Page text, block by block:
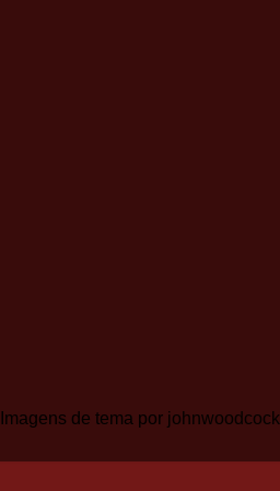
Imagens de tema por johnwoodcock